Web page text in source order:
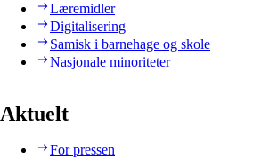
Læremidler
Digitalisering
Samisk i barnehage og skole
Nasjonale minoriteter
Aktuelt
For pressen